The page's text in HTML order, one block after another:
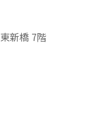
東新橋 7階